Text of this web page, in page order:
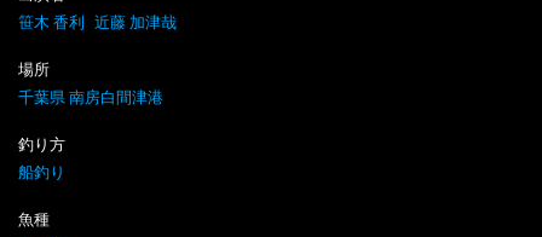
笹木 香利
近藤 加津哉
場所
千葉県 南房白間津港
釣り方
船釣り
魚種